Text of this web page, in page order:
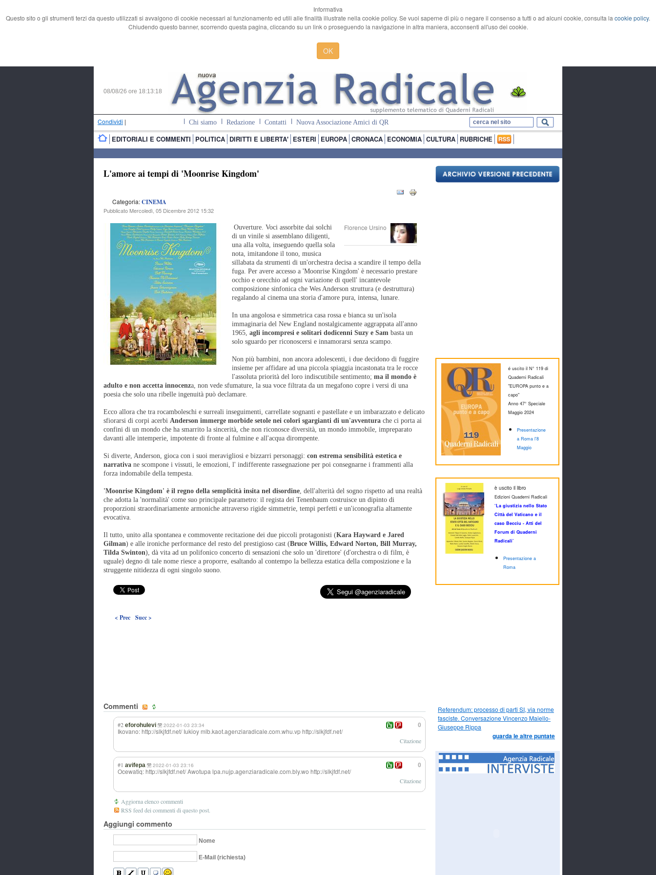
Informativa
Questo sito o gli strumenti terzi da questo utilizzati si avvalgono di cookie necessari al funzionamento ed utili alle finalità illustrate nella cookie policy. Se vuoi saperne di più o negare il consenso a tutti o ad alcuni cookie, consulta la cookie policy.
Chiudendo questo banner, scorrendo questa pagina, cliccando su un link o proseguendo la navigazione in altra maniera, acconsenti all'uso dei cookie.
OK
08/08/26 ore 18:13:19
Condividi | Chi siamo Redazione Contatti Nuova Associazione Amici di QR
EDITORIALI E COMMENTI POLITICA DIRITTI E LIBERTA' ESTERI EUROPA CRONACA ECONOMIA CULTURA RUBRICHE
L'amore ai tempi di 'Moonrise Kingdom'
Categoria:CINEMA
Pubblicato Mercoledì, 05 Dicembre 2012 15:32
Florence Ursino
Ouverture. Voci assorbite dai solchi
di un vinile si assemblano diligenti,
una alla volta, inseguendo quella sola
nota, imitandone il tono, musica
sillabata da strumenti di un'orchestra decisa a scandire il tempo della
fuga. Per avere accesso a 'Moonrise Kingdom' è necessario prestare
occhio e orecchio ad ogni variazione di quell' incantevole
composizione sinfonica che Wes Anderson struttura (e destruttura)
regalando al cinema una storia d'amore pura, intensa, lunare.
In una angolosa e simmetrica casa rossa e bianca su un'isola
immaginaria del New England nostalgicamente aggrappata all'anno
1965, agli incompresi e solitari dodicenni Suzy e Sam basta un
solo sguardo per riconoscersi e innamorarsi senza scampo.
Non più bambini, non ancora adolescenti, i due decidono di fuggire
insieme per affidare ad una piccola spiaggia incastonata tra le rocce
l'assoluta priorità del loro indiscutibile sentimento; ma il mondo è
adulto e non accetta innocenza, non vede sfumature, la sua voce filtrata da un megafono copre i versi di una
poesia che solo una ribelle ingenuità può declamare.
Ecco allora che tra rocamboleschi e surreali inseguimenti, carrellate sognanti e pastellate e un imbarazzato e delicato
sfiorarsi di corpi acerbi Anderson immerge morbide setole nei colori sgargianti di un'avventura che ci porta ai
confini di un mondo che ha smarrito la sincerità, che non riconosce diversità, un mondo immobile, impreparato
davanti alle intemperie, impotente di fronte al fulmine e all'acqua dirompente.
Si diverte, Anderson, gioca con i suoi meravigliosi e bizzarri personaggi: con estrema sensibilità estetica e
narrativa ne scompone i vissuti, le emozioni, l' indifferente rassegnazione per poi consegnarne i frammenti alla
forza indomabile della tempesta.
'Moonrise Kingdom' è il regno della semplicità insita nel disordine, dell'alterità del sogno rispetto ad una realtà
che adotta la 'normalità' come suo principale parametro: il regista dei Tenenbaum costruisce un dipinto di
proporzioni straordinariamente armoniche attraverso rigide simmetrie, tempi perfetti e un'iconografia altamente
evocativa.
Il tutto, unito alla spontanea e commovente recitazione dei due piccoli protagonisti (Kara Hayward e Jared
Gilman) e alle ironiche performance del resto del prestigioso cast (Bruce Willis, Edward Norton, Bill Murray,
Tilda Swinton), dà vita ad un polifonico concerto di sensazioni che solo un 'direttore' (d'orchestra o di film, è
uguale) degno di tale nome riesce a proporre, esaltando al contempo la bellezza estatica della composizione e la
struggente nitidezza di ogni singolo suono.
< Prec Succ >
Commenti
0
#2 eforohulevi 2022-01-03 23:34
Ikovano: http://slkjfdf.net/ Iukioy mlb.kaot.agenziaradicale.com.whu.vp http://slkjfdf.net/
Citazione
0
#1 avifepa 2022-01-03 23:16
Ocewatiq: http://slkjfdf.net/ Awotupa lpa.nujp.agenziaradicale.com.bly.wo http://slkjfdf.net/
Citazione
Aggiorna elenco commenti
RSS feed dei commenti di questo post.
Aggiungi commento
Nome
E-Mail (richiesta)
é uscito il N° 119 di
Quaderni Radicali
"EUROPA punto e a
capo"
Anno 47° Speciale
Maggio 2024
Presentazione
a Roma l'8
Maggio
è uscito il libro
Edizioni Quaderni Radicali
‘La giustizia nello Stato
Città del Vaticano e il
caso Becciu - Atti del
Forum di Quaderni
Radicali’
Presentazione a
Roma
Referendum: processo di parti SI, via norme
fasciste. Conversazione Vincenzo Maiello-
Giuseppe Rippa
guarda le altre puntate